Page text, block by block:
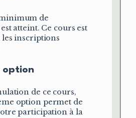
de
atteint. Ce cours est
inscriptions
option
de ce cours,
option permet de
participation à la